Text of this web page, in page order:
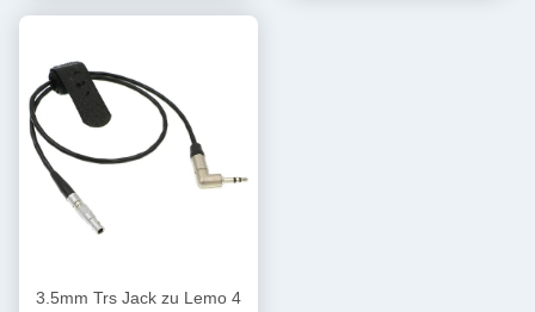
3.5mm Trs Jack zu Lemo 4